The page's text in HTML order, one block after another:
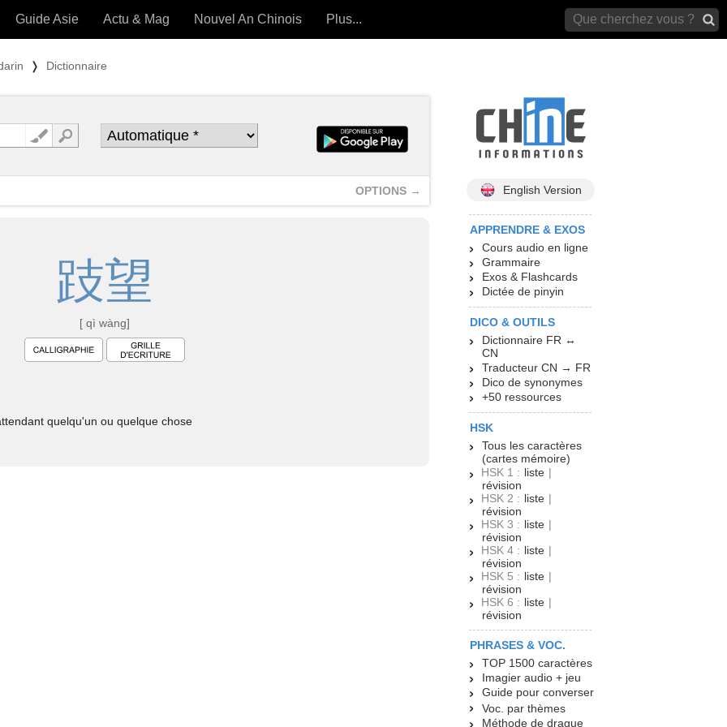
OUTILS) »
Guide Asie Actu & Mag Nouvel An Chinois Plus...
❭ Dictionnaire
OPTIONS →
跂望
[ qì wàng]
quelqu'un ou quelque chose
English Version
APPRENDRE & EXOS
Cours audio en ligne
Grammaire
Exos & Flashcards
Dictée de pinyin
DICO & OUTILS
Dictionnaire FR ↔
CN
Traducteur CN → FR
Dico de synonymes
+50 ressources
HSK
Tous les caractères
(cartes mémoire)
HSK 1 : liste |
révision
HSK 2 : liste |
révision
HSK 3 : liste |
révision
HSK 4 : liste |
révision
HSK 5 : liste |
révision
HSK 6 : liste |
révision
PHRASES & VOC.
TOP 1500 caractères
Imagier audio + jeu
Guide pour converser
Voc. par thèmes
Méthode de drague